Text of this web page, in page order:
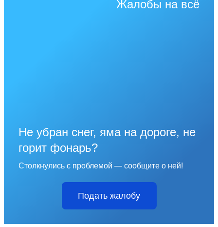
Жалобы на всё
Не убран снег, яма на дороге, не
горит фонарь?
Столкнулись с проблемой — сообщите о ней!
Подать жалобу